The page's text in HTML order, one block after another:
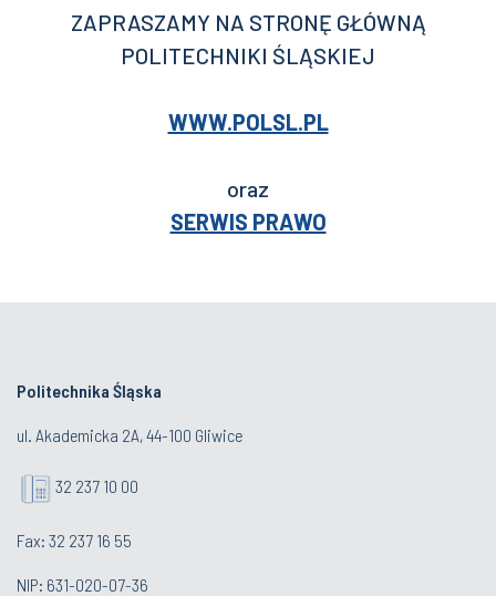
ZAPRASZAMY NA STRONĘ GŁÓWNĄ
POLITECHNIKI ŚLĄSKIEJ
WWW.POLSL.PL
oraz
SERWIS PRAWO
Politechnika Śląska
ul. Akademicka 2A, 44-100 Gliwice
32 237 10 00
Fax: 32 237 16 55
NIP: 631-020-07-36